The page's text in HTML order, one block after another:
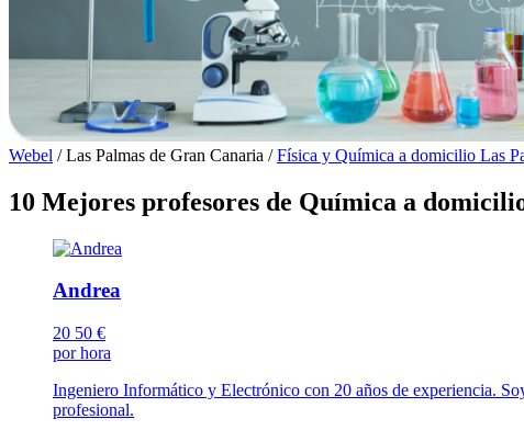
Webel / Las Palmas de Gran Canaria / Física y Química a domicilio Las
10 Mejores profesores de Química a
Andrea
20 50 €
por hora
Ingeniero Informático y Electrónico con 20 años de experiencia.
profesional.